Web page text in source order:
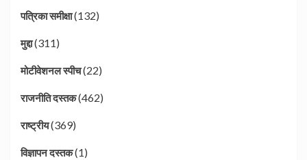
पत्रिका समीक्षा(132)
मुद्दा(311)
मोटीवेशनल स्पीच(22)
राजनीति दस्तक(462)
राष्ट्रीय(369)
विज्ञापन दस्तक(1)